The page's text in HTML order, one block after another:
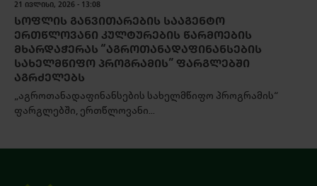
21 ᲘᲕᲚᲘᲡᲘ, 2026 - 13:08
ᲡᲝᲤᲚᲘᲡ ᲒᲐᲜᲕᲘᲗᲐᲠᲔᲑᲘᲡ ᲡᲐᲐᲒᲔᲜᲢᲝ
ᲔᲠᲗᲬᲚᲝᲕᲐᲜᲘ ᲙᲣᲚᲢᲣᲠᲔᲑᲘᲡ ᲬᲐᲠᲛᲝᲔᲑᲘᲡ
ᲛᲮᲐᲠᲓᲐᲭᲔᲠᲐᲡ “ᲐᲒᲠᲝᲗᲐᲜᲐᲓᲐᲤᲘᲜᲐᲜᲡᲔᲑᲘᲡ
ᲡᲐᲮᲔᲚᲛᲬᲘᲤᲝ ᲞᲠᲝᲒᲠᲐᲛᲘᲡ” ᲤᲐᲠᲒᲚᲔᲑᲨᲘ
ᲐᲒᲠᲫᲔᲚᲔᲑᲡ
„აგროთანადაფინანსების სახელმწიფო პროგრამის“
ფარგლებში, ერთწლოვანი...